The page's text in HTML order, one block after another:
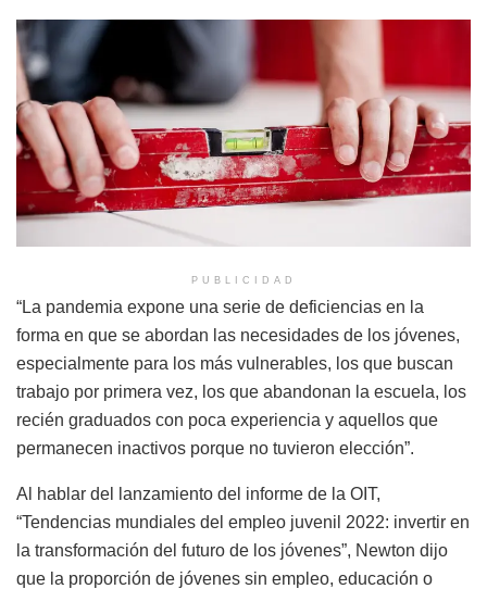
PUBLICIDAD
“La pandemia expone una serie de deficiencias en la
forma en que se abordan las necesidades de los jóvenes,
especialmente para los más vulnerables, los que buscan
trabajo por primera vez, los que abandonan la escuela, los
recién graduados con poca experiencia y aquellos que
permanecen inactivos porque no tuvieron elección”.
Al hablar del lanzamiento del informe de la OIT,
“Tendencias mundiales del empleo juvenil 2022: invertir en
la transformación del futuro de los jóvenes”, Newton dijo
que la proporción de jóvenes sin empleo, educación o